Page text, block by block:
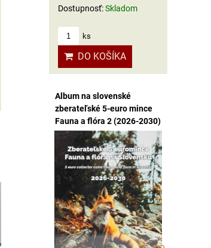
Dostupnosť:Skladom
ks
DO KOŠÍKA
Album na slovenské
zberateľské 5-euro mince
Fauna a flóra 2 (2026-2030)